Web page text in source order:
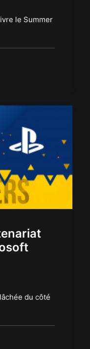
le Summer
du côté